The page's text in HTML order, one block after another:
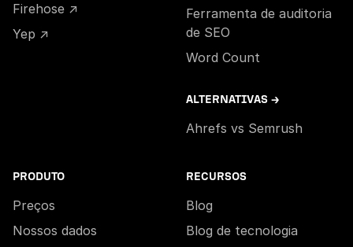
Firehose ↗
Yep ↗
Ferramenta de auditoria
de SEO
Word Count
ALTERNATIVAS →
Ahrefs vs Semrush
PRODUTO
Preços
Nossos dados
RECURSOS
Blog
Blog de tecnologia